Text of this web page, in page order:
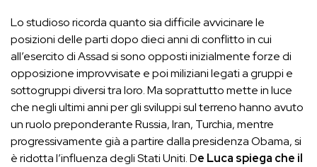
Lo studioso ricorda quanto sia difficile avvicinare le
posizioni delle parti dopo dieci anni di conflitto in cui
all’esercito di Assad si sono opposti inizialmente forze di
opposizione improvvisate e poi miliziani legati a gruppi e
sottogruppi diversi tra loro. Ma soprattutto mette in luce
che negli ultimi anni per gli sviluppi sul terreno hanno avuto
un ruolo preponderante Russia, Iran, Turchia, mentre
progressivamente già a partire dalla presidenza Obama, si
è ridotta l’influenza degli Stati Uniti. De Luca spiega che il